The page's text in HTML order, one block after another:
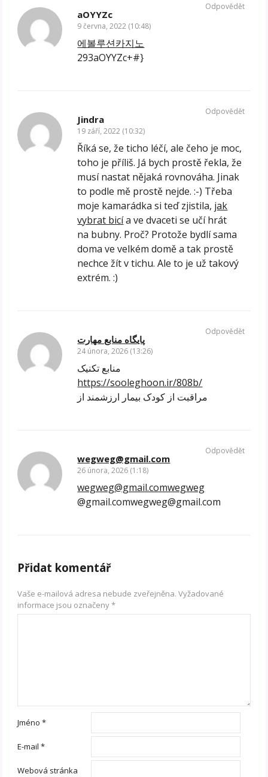
aOYYZc
9 června, 2022 (10:48)
에볼루션카지노
293aOYYZc+#}
Odpovědět
Jindra
19 září, 2022 (10:32)
Říká se, že ticho léčí, ale čeho je moc,
toho je příliš. Já bych prostě řekla, že
musí nastat nějaká rovnováha. Jinak
to podle mě prostě nejde. :-) Třeba
moje kamarádka si teď zjistila, jak
vybrat bicía ve dvaceti se učí hrát
na bubny. Proč? Protože bydlí sama
doma ve velkém domě a tak prostě
nechce žít v tichu. Ale to je už takový
extrém. :)
Odpovědět
پایگاه منابع مهارت
24 února, 2026 (13:26)
منابع تکنیک
https://sooleghoon.ir/808b/
مراقبت از کودک بیمار ارزشمند از
Odpovědět
wegweg@gmail.com
26 února, 2026 (1:18)
wegweg@gmail.comwegweg
@gmail.comwegweg@gmail.com
Odpovědět
Přidat komentář
Vaše e-mailová adresa nebude zveřejněna. Vyžadované
informace jsou označeny*
Jméno*
E-mail*
Webová stránka